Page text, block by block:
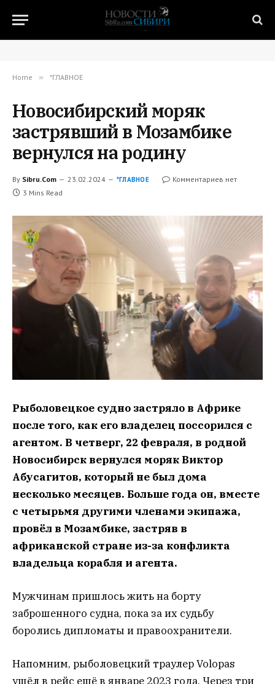
Home » *ГЛАВНОЕ
Новосибирский моряк
застрявший в Мозамбике
вернулся на родину
By Sibru.Com 23.02.2024 *ГЛАВНОЕ
Комментариев нет
3 Mins Read
Рыболовецкое судно застряло в Африке
после того, как его владелец поссорился с
агентом. В четверг, 22 февраля, в родной
Новосибирск вернулся моряк Виктор
Абусагитов, который не был дома
несколько месяцев. Больше года он, вместе
с четырьмя другими членами экипажа,
провёл в Мозамбике, застряв в
африканской стране из-за конфликта
владельца корабля и агента.
Мужчинам пришлось жить на борту
заброшенного судна, пока за их судьбу
боролись дипломаты и правоохранители.
Напомним, рыболовецкий траулер Volopas
ушёл в рейс ещё в январе 2023 года. Через три